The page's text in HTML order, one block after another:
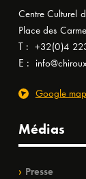
Centre Culturel
Place des
T : +32(0)4
E :
Google map
Médias
Presse